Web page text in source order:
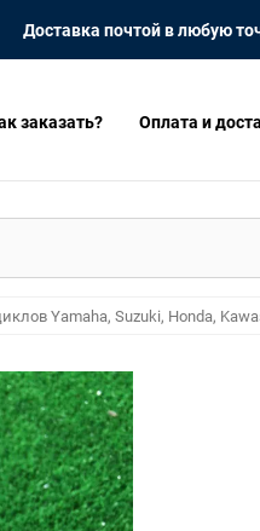
Доставка почтой в любую
заказать? Оплата и
Yamaha, Suzuki, Honda,